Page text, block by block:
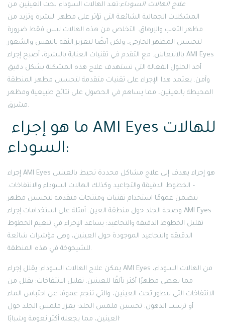
علاج الهالات السوداء:تعد الهالات السوداء تحت العينين من
المشكلات الجمالية الشائعة التي تؤثر على مظهر البشرة وتزيد من
مظهر التعب والإرهاق. التخلص من هذه الهالات ليس فقط ضرورة
لتحسين المظهر الخارجي، ولكن أيضًا لتعزيز الثقة بالنفس والشعور
بالانتعاش. مع التقدم في تقنيات العناية بالبشرة، أصبح إجراء AMI Eyes
أحد الحلول الفعالة التي تستهدف علاج هذه المشكلة بشكل دقيق
وآمن. يعتمد هذا الإجراء على تقنيات متقدمة لتحسين مظهر المنطقة
المحيطة بالعينين، مما يساهم في الحصول على نتائج طبيعية ومظهر
مشرق.
السوداء:
إجراء AMI Eyes هو إجراء يهدف إلى علاج مشاكل محددة تحيط بالعينين
– الخطوط الدقيقة والتجاعيد وكذلك الهالات السوداء والانتفاخات.
يتضمن عمومًا استخدام تقنيات ومنتجات متقدمة لتحسين مظهر
وصحة الجلد حول منطقة العين. أمثلة على استخدامات إجراء AMI Eyes
تقليل الخطوط الدقيقة والتجاعيد: يساعد الإجراء في تنعيم الخطوط
الدقيقة والتجاعيد الموجودة حول العينين، وهي مؤشرات شائعة
للشيخوخة في هذه المنطقة.
يمكن علاج الهالات السوداء: يقلل إجراء AMI Eyes من الهالات السوداء،
مما يعطي مظهرًا أكثر تألقًا للعينين. تقليل الانتفاخات: يقلل من
الانتفاخات التي تتطور تحت العينين، والتي تنجم عمومًا عن احتباس الماء
أو ترسب الدهون. تحسين ملمس الجلد: يعزز ملمس الجلد حول
العينين، مما يجعله أكثر نعومة وشبابًا·